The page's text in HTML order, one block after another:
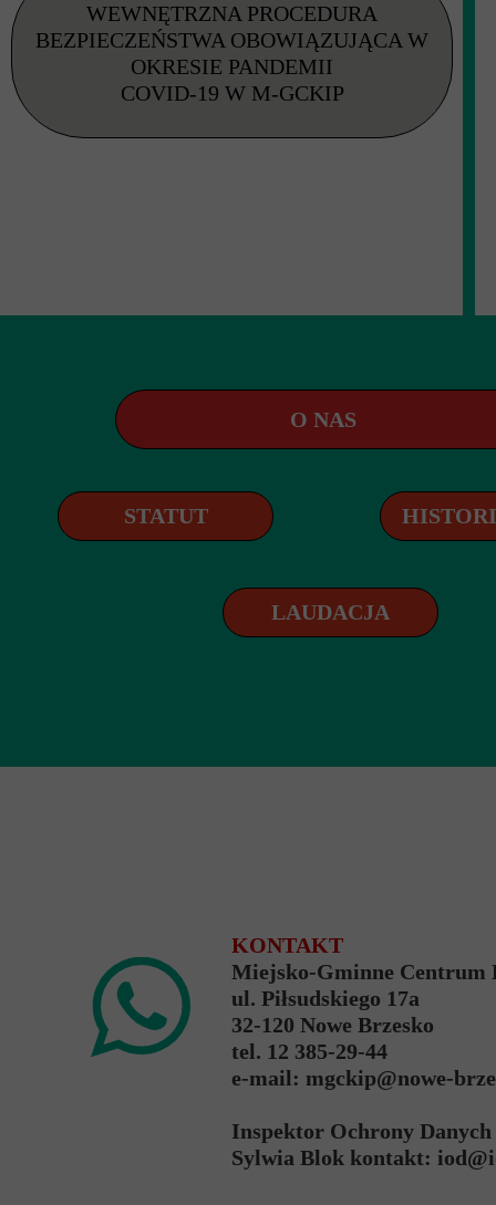
WEWNĘTRZNA PROCEDURA
BEZPIECZEŃSTWA OBOWIĄZUJĄCA W
OKRESIE PANDEMII
COVID-19 W M-GCKIP
LAUDACJA
STATUT
O NAS
KONTAKT
Miejsko-Gminne
ul. Piłsudskiego 17a
32-120 Nowe Brzesko
tel. 12 385-29-44
e-mail: mgckip@nowe-
Inspektor Ochrony
Sylwia Blok kontakt: